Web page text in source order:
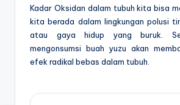
Kadar Oksidan dalam tubuh kita bisa
kita berada dalam lingkungan polusi
atau gaya hidup yang buruk.
mengonsumsi buah yuzu akan
efek radikal bebas dalam tubuh.